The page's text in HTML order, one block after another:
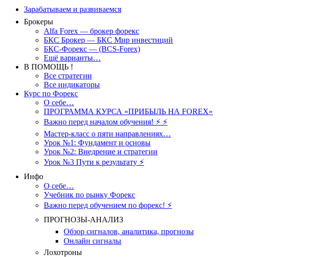
Зарабатываем и развиваемся
Брокеры
Alfa Forex — брокер форекс
БКС Брокер — БКС Мир инвестиций
БКС-Форекс — (BCS-Forex)
Ещё варианты…
В ПОМОЩЬ !
Все стратегии
Все индикаторы
Курс по Форекс
О себе…
ПРОГРАММА КУРСА «ПРИБЫЛЬ НА FOREX»
Важно перед началом обучения! ⚡ ⚡
Мастер-класс о пяти направлениях…
Урок №1: Фундамент и основы
Урок №2: Внедрение и стратегии
Урок №3 Пути к результату ⚡️
Инфо
О себе…
Учебник по рынку Форекс
Важно перед обучением по форекс! ⚡
ПРОГНОЗЫ-АНАЛИЗ
Обзор сигналов, аналитика, прогнозы
Онлайн сигналы
Лохотроны